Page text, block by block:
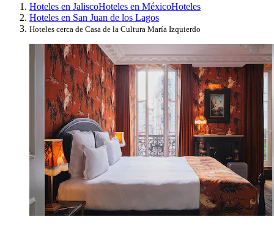
Hoteles en JaliscoHoteles en MéxicoHoteles
Hoteles en San Juan de los Lagos
Hoteles cerca de Casa de la Cultura María Izquierdo